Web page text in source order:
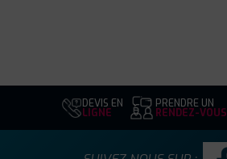
DEVIS EN
LIGNE
PRENDRE UN
RENDEZ-VOUS